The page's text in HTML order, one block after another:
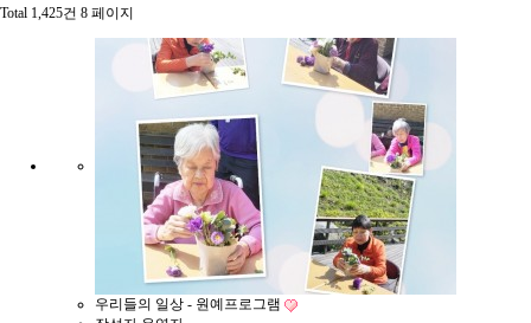
Total 1,425건 8 페이지
우리들의 일상 - 원예프로그램